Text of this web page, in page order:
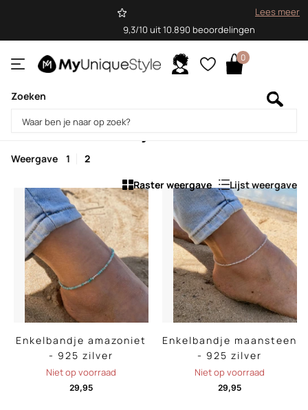
9,3/10 uit 10.890 beoordelingen
Lees meer
Zoeken
0
Homepage
Enkelbandjes
Weergave 1
2
Raster weergave
Lijst weergave
Enkelbandje amazoniet
- 925 zilver
Niet op voorraad
29,95
Enkelbandje maansteen
- 925 zilver
Niet op voorraad
29,95